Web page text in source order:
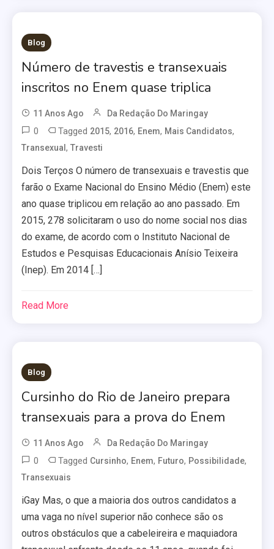
Blog
Número de travestis e transexuais
inscritos no Enem quase triplica
11 Anos Ago Da Redação Do Maringay
0 Tagged 2015, 2016, Enem, Mais Candidatos,
Transexual,Travesti
Dois Terços O número de transexuais e travestis que
farão o Exame Nacional do Ensino Médio (Enem) este
ano quase triplicou em relação ao ano passado. Em
2015, 278 solicitaram o uso do nome social nos dias
do exame, de acordo com o Instituto Nacional de
Estudos e Pesquisas Educacionais Anísio Teixeira
(Inep). Em 2014 […]
Read More
Blog
Cursinho do Rio de Janeiro prepara
transexuais para a prova do Enem
11 Anos Ago Da Redação Do Maringay
0 Tagged Cursinho, Enem, Futuro, Possibilidade,
Transexuais
iGay Mas, o que a maioria dos outros candidatos a
uma vaga no nível superior não conhece são os
outros obstáculos que a cabeleireira e maquiadora